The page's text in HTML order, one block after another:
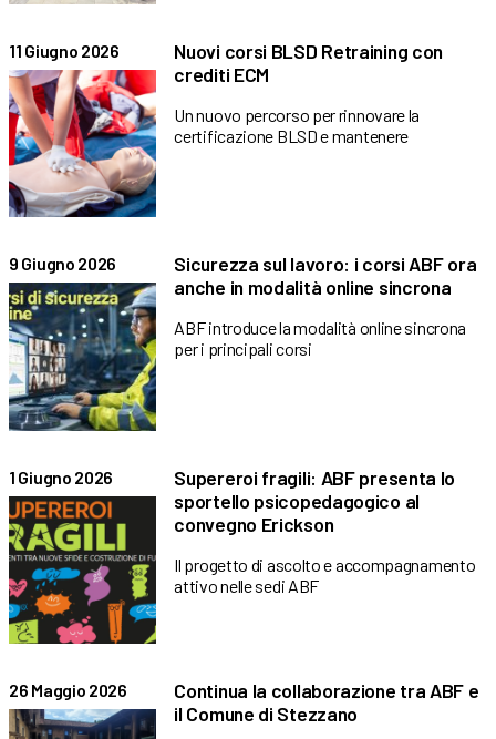
11 Giugno 2026
Nuovi corsi BLSD Retraining con
crediti ECM
Un nuovo percorso per rinnovare la
certificazione BLSD e mantenere
9 Giugno 2026
Sicurezza sul lavoro: i corsi ABF ora
anche in modalità online sincrona
ABF introduce la modalità online sincrona
per i principali corsi
1 Giugno 2026
Supereroi fragili: ABF presenta lo
sportello psicopedagogico al
convegno Erickson
Il progetto di ascolto e accompagnamento
attivo nelle sedi ABF
26 Maggio 2026
Continua la collaborazione tra ABF e
il Comune di Stezzano